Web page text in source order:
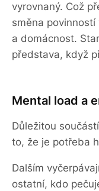
vyrovnaný. Což
směna
a domácnost.
představa, když
Mental load a
Důležitou
to, že je potřeba
Dalším
ostatní, kdo